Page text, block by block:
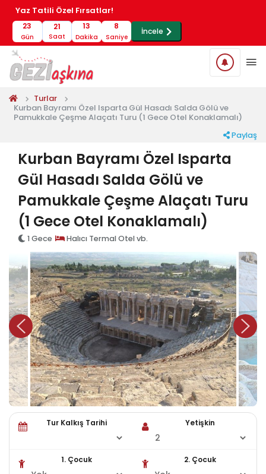
Yaz Tatili Özel Fırsatlar!
23
Gün
21
Saat
13
Dakika
7
Saniye
İncele
Turlar
Kurban Bayramı Özel Isparta Gül Hasadı Salda Gölü ve
Pamukkale Çeşme Alaçatı Turu (1 Gece Otel Konaklamalı)
Paylaş
Kurban Bayramı Özel Isparta
Gül Hasadı Salda Gölü ve
Pamukkale Çeşme Alaçatı Turu
(1 Gece Otel Konaklamalı)
1 Gece Halıcı Termal Otel vb.
Tur Kalkış Tarihi Yetişkin
1. Çocuk 2. Çocuk